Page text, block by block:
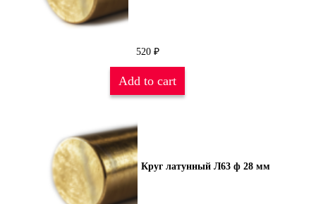
520 ₽
Add to cart
Круг латунный Л63 ф 28 мм